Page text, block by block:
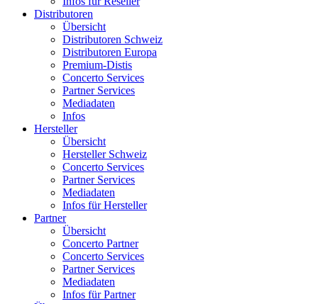
Distributoren
Übersicht
Distributoren Schweiz
Distributoren Europa
Premium-Distis
Concerto Services
Partner Services
Mediadaten
Infos
Hersteller
Übersicht
Hersteller Schweiz
Concerto Services
Partner Services
Mediadaten
Infos für Hersteller
Partner
Übersicht
Concerto Partner
Concerto Services
Partner Services
Mediadaten
Infos für Partner